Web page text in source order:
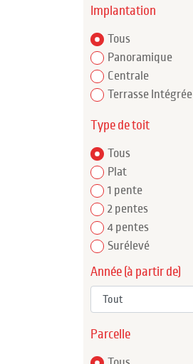
Implantation
Tous
Panoramique
Centrale
Terrasse Intégrée
Type de toit
Tous
Plat
1 pente
2 pentes
4 pentes
Surélevé
Année (à partir de)
Parcelle